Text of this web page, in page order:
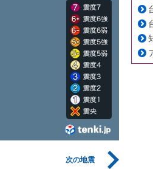
次の地震